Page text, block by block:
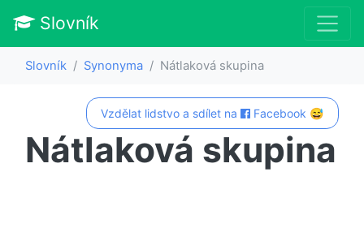
Slovník
Slovník Synonyma Nátlaková skupina
Vzdělat lidstvo a sdílet na Facebook 😅
Nátlaková skupina